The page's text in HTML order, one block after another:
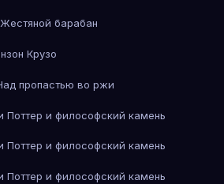
барабан
Крузо
пропастью во ржи
Поттер и философский камень
Поттер и философский камень
Поттер и философский камень